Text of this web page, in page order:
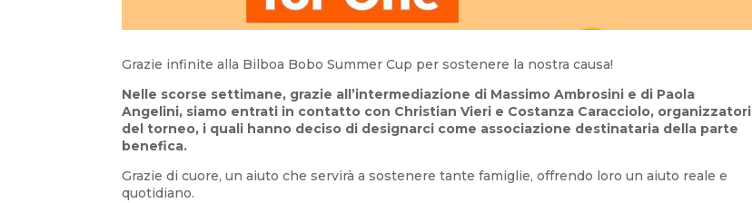
Grazie infinite alla Bilboa Bobo Summer Cup per sostenere la nostra causa!
Nelle scorse settimane, grazie all’intermediazione di Massimo Ambrosini e di Paola
Angelini, siamo entrati in contatto con Christian Vieri e Costanza Caracciolo, organizzatori
del torneo, i quali hanno deciso di designarci come associazione destinataria della parte
benefica.
Grazie di cuore, un aiuto che servirà a sostenere tante famiglie, offrendo loro un aiuto reale e
quotidiano.